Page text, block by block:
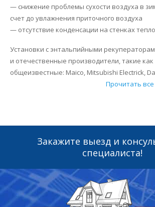
— снижение проблемы сухости воздуха в
счет до увлажнения приточного воздуха
— отсутствие конденсации на стенках
Установки с энтальпийными
и отечественные производители, такие как
общеизвестные: Maico, Mitsubishi Electrick,
Прочитать
Закажите выезд и
специалиста!